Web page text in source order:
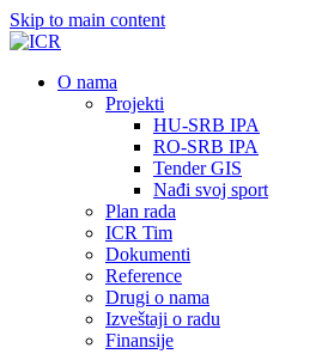
Skip to main content
О nama
Projekti
HU-SRB IPA
RO-SRB IPA
Tender GIS
Nađi svoj sport
Plan rada
ICR Tim
Dokumenti
Reference
Drugi o nama
Izveštaji o radu
Finansije